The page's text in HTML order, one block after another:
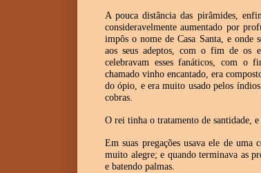
A pouca distância das pirâmides,
consideravelmente aumentado por
impôs o nome de Casa Santa, e onde
aos seus adeptos, com o fim de os
celebravam esses fanáticos, com o
chamado vinho encantado, era
do ópio, e era muito usado pelos
cobras.
O rei tinha o tratamento de santidade, e
Em suas pregações usava ele de uma
muito alegre; e quando terminava as
e batendo palmas.